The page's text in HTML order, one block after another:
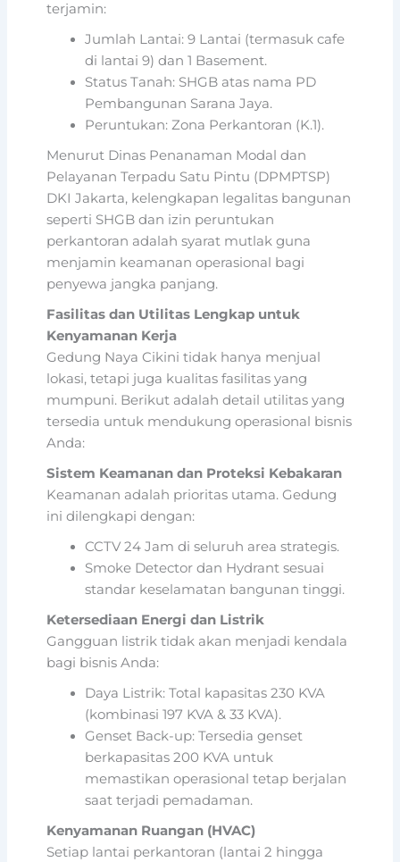
terjamin:
Jumlah Lantai: 9 Lantai (termasuk cafe
di lantai 9) dan 1 Basement.
Status Tanah: SHGB atas nama PD
Pembangunan Sarana Jaya.
Peruntukan: Zona Perkantoran (K.1).
Menurut Dinas Penanaman Modal dan
Pelayanan Terpadu Satu Pintu (DPMPTSP)
DKI Jakarta, kelengkapan legalitas bangunan
seperti SHGB dan izin peruntukan
perkantoran adalah syarat mutlak guna
menjamin keamanan operasional bagi
penyewa jangka panjang.
Fasilitas dan Utilitas Lengkap untuk
Kenyamanan Kerja
Gedung Naya Cikini tidak hanya menjual
lokasi, tetapi juga kualitas fasilitas yang
mumpuni. Berikut adalah detail utilitas yang
tersedia untuk mendukung operasional bisnis
Anda:
Sistem Keamanan dan Proteksi Kebakaran
Keamanan adalah prioritas utama. Gedung
ini dilengkapi dengan:
CCTV 24 Jam di seluruh area strategis.
Smoke Detector dan Hydrant sesuai
standar keselamatan bangunan tinggi.
Ketersediaan Energi dan Listrik
Gangguan listrik tidak akan menjadi kendala
bagi bisnis Anda:
Daya Listrik: Total kapasitas 230 KVA
(kombinasi 197 KVA & 33 KVA).
Genset Back-up: Tersedia genset
berkapasitas 200 KVA untuk
memastikan operasional tetap berjalan
saat terjadi pemadaman.
Kenyamanan Ruangan (HVAC)
Setiap lantai perkantoran (lantai 2 hingga